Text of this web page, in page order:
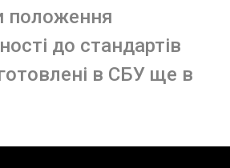
положення
до стандартів
в СБУ ще в